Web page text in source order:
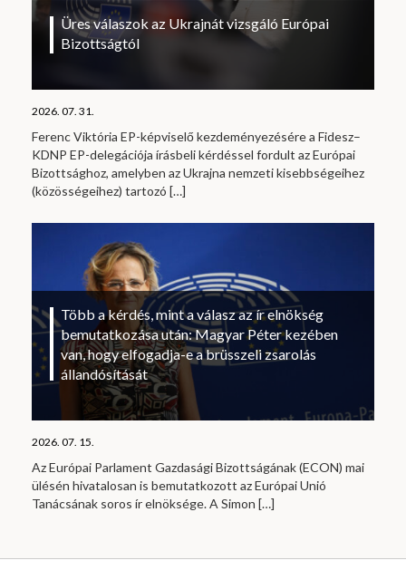
Üres válaszok az Ukrajnát vizsgáló Európai
Bizottságtól
2026. 07. 31.
Ferenc Viktória EP-képviselő kezdeményezésére a Fidesz–
KDNP EP-delegációja írásbeli kérdéssel fordult az Európai
Bizottsághoz, amelyben az Ukrajna nemzeti kisebbségeihez
(közösségeihez) tartozó […]
Több a kérdés, mint a válasz az ír elnökség
bemutatkozása után: Magyar Péter kezében
van, hogy elfogadja-e a brüsszeli zsarolás
állandósítását
2026. 07. 15.
Az Európai Parlament Gazdasági Bizottságának (ECON) mai
ülésén hivatalosan is bemutatkozott az Európai Unió
Tanácsának soros ír elnöksége. A Simon […]